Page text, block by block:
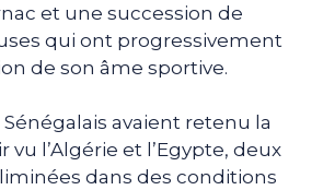
et une succession de
qui ont progressivement
de son âme sportive.
avaient retenu la
vu l’Algérie et l’Egypte, deux
dans des conditions